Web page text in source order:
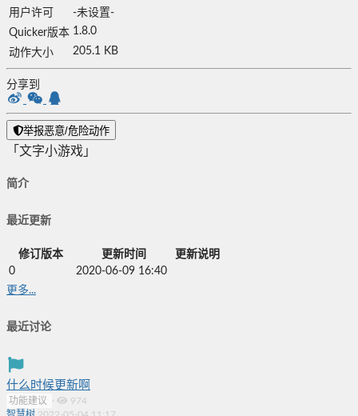
用户许可
-未设置-
Quicker版本 1.8.0
动作大小
205.1 KB
分享到
举报恶意/危险动作
「文字小游戏」
简介
最近更新
修订版本 更新时间
更新说明
0
2020-06-09 16:40
更多...
最近讨论
什么时候更新啊
功能建议 ·
974